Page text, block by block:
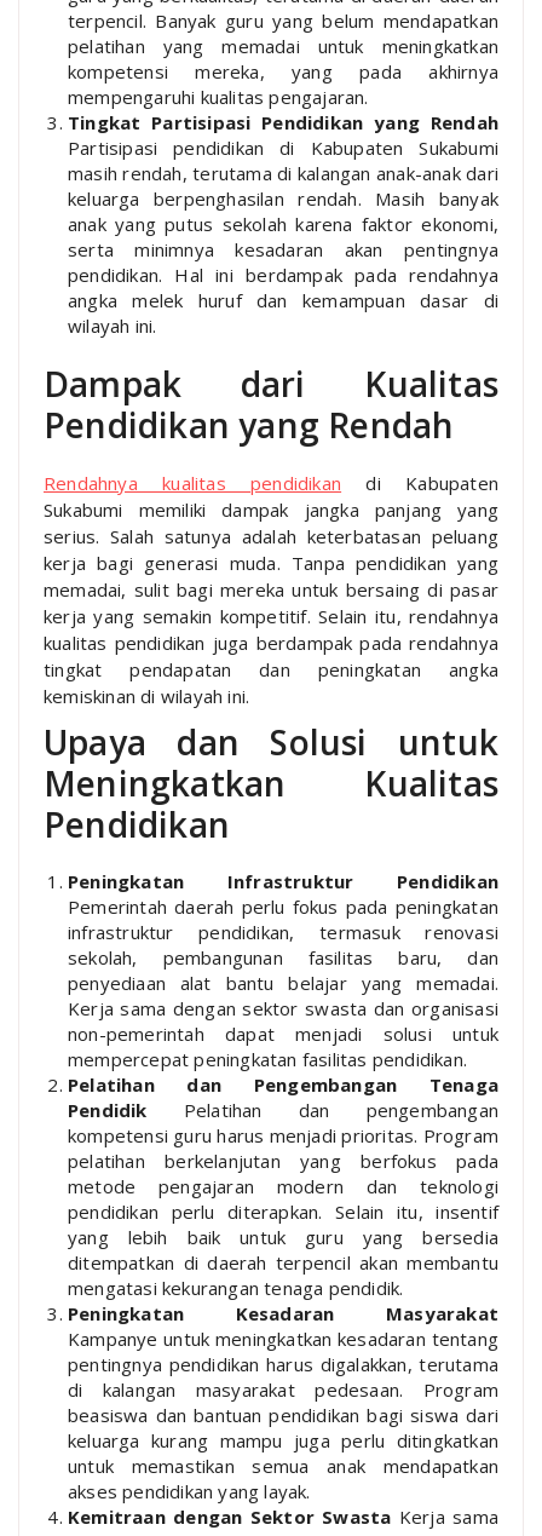
terpencil. Banyak guru yang belum mendapatkan
pelatihan yang memadai untuk meningkatkan
kompetensi mereka, yang pada akhirnya
mempengaruhi kualitas pengajaran.
Tingkat Partisipasi Pendidikan yang Rendah
Partisipasi pendidikan di Kabupaten Sukabumi
masih rendah, terutama di kalangan anak-anak dari
keluarga berpenghasilan rendah. Masih banyak
anak yang putus sekolah karena faktor ekonomi,
serta minimnya kesadaran akan pentingnya
pendidikan. Hal ini berdampak pada rendahnya
angka melek huruf dan kemampuan dasar di
wilayah ini.
Dampak dari Kualitas
Pendidikan yang Rendah
Rendahnya kualitas pendidikan di Kabupaten
Sukabumi memiliki dampak jangka panjang yang
serius. Salah satunya adalah keterbatasan peluang
kerja bagi generasi muda. Tanpa pendidikan yang
memadai, sulit bagi mereka untuk bersaing di pasar
kerja yang semakin kompetitif. Selain itu, rendahnya
kualitas pendidikan juga berdampak pada rendahnya
tingkat pendapatan dan peningkatan angka
kemiskinan di wilayah ini.
Upaya dan Solusi untuk
Meningkatkan Kualitas
Pendidikan
Peningkatan Infrastruktur Pendidikan
Pemerintah daerah perlu fokus pada peningkatan
infrastruktur pendidikan, termasuk renovasi
sekolah, pembangunan fasilitas baru, dan
penyediaan alat bantu belajar yang memadai.
Kerja sama dengan sektor swasta dan organisasi
non-pemerintah dapat menjadi solusi untuk
mempercepat peningkatan fasilitas pendidikan.
Pelatihan dan Pengembangan Tenaga
Pendidik Pelatihan dan pengembangan
kompetensi guru harus menjadi prioritas. Program
pelatihan berkelanjutan yang berfokus pada
metode pengajaran modern dan teknologi
pendidikan perlu diterapkan. Selain itu, insentif
yang lebih baik untuk guru yang bersedia
ditempatkan di daerah terpencil akan membantu
mengatasi kekurangan tenaga pendidik.
Peningkatan Kesadaran Masyarakat
Kampanye untuk meningkatkan kesadaran tentang
pentingnya pendidikan harus digalakkan, terutama
di kalangan masyarakat pedesaan. Program
beasiswa dan bantuan pendidikan bagi siswa dari
keluarga kurang mampu juga perlu ditingkatkan
untuk memastikan semua anak mendapatkan
akses pendidikan yang layak.
Kemitraan dengan Sektor Swasta Kerja sama